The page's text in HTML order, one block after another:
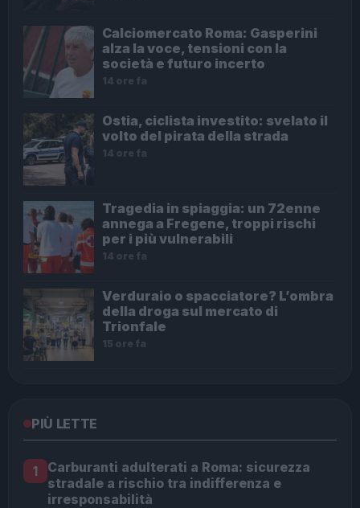
Calciomercato Roma: Gasperini
alza la voce, tensioni con la
società e futuro incerto
14 ore fa
Ostia, ciclista investito: svelato il
volto del pirata della strada
14 ore fa
Tragedia in spiaggia: un 72enne
annega a Fregene, troppi rischi
per i più vulnerabili
14 ore fa
Verduraio o spacciatore? L’ombra
della droga sul mercato di
Trionfale
15 ore fa
PIÙ LETTE
1
Carburanti adulterati a Roma: sicurezza
stradale a rischio tra indifferenza e
irresponsabilità